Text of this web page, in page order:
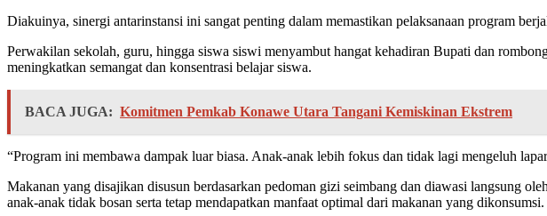
Diakuinya, sinergi antarinstansi ini sangat penting dalam memastikan pelaksanaan program
Perwakilan sekolah, guru, hingga siswa siswi menyambut hangat kehadiran Bupati dan
meningkatkan semangat dan konsentrasi belajar siswa.
BACA JUGA: Komitmen Pemkab Konawe Utara Tangani Kemiskinan Ekstrem
“Program ini membawa dampak luar biasa. Anak-anak lebih fokus dan tidak lagi mengeluh
Makanan yang disajikan disusun berdasarkan pedoman gizi seimbang dan diawasi langsung
anak-anak tidak bosan serta tetap mendapatkan manfaat optimal dari makanan yang dikonsumsi.